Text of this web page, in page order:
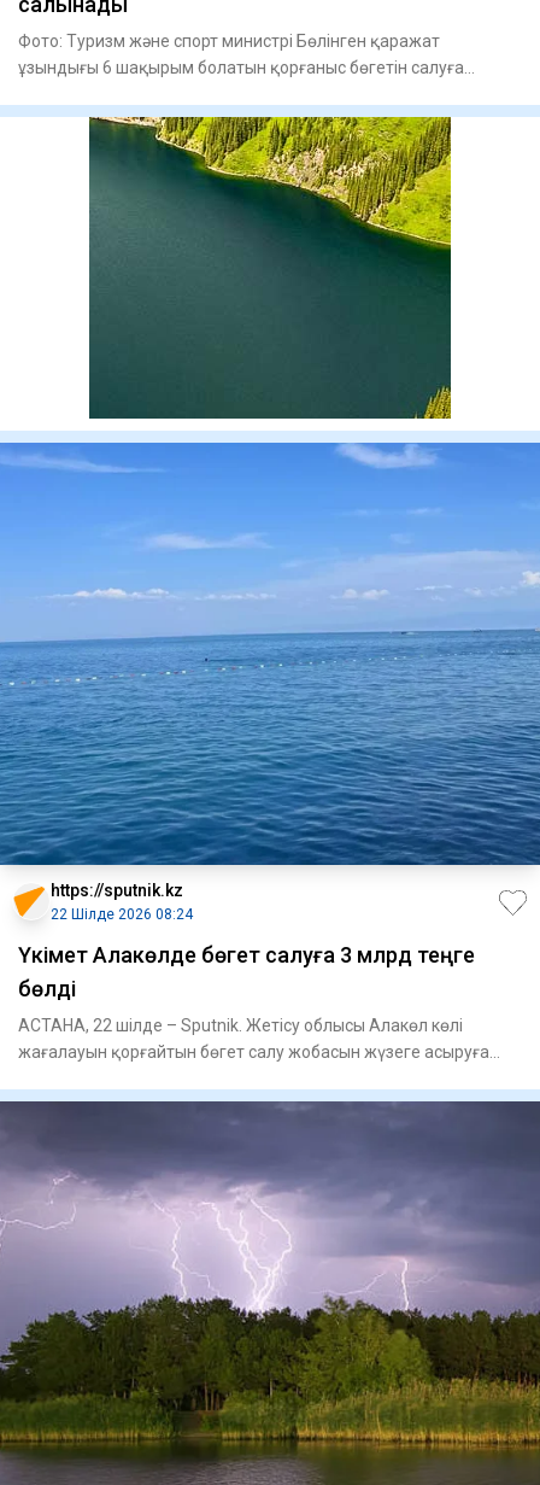
Фото: Туризм және спорт министрі Бөлінген қаражат
ұзындығы 6 шақырым болатын қорғаныс бөгетін салуға
https://sputnik.kz
22 Шілде 2026 08:24
Үкімет Алакөлде бөгет салуға 3 млрд теңге
бөлді
АСТАНА, 22 шілде – Sputnik. Жетісу облысы Алакөл көлі
жағалауын қорғайтын бөгет салу жобасын жүзеге асыруға